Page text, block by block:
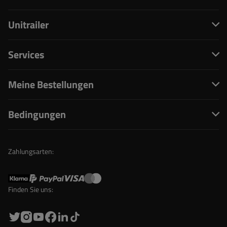
Unitrailer
Services
Meine Bestellungen
Bedingungen
Zahlungsarten:
Finden Sie uns: